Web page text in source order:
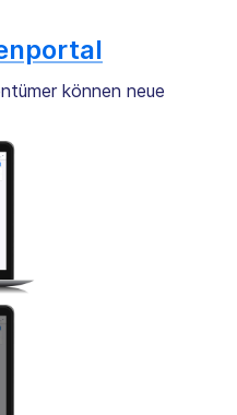
können neue